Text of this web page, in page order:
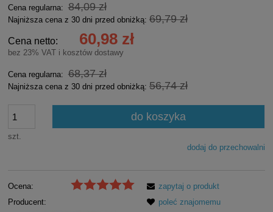
Cena regularna: 84,09 zł
Najniższa cena z 30 dni przed obniżką: 69,79 zł
Cena netto: 60,98 zł
bez 23% VAT i kosztów dostawy
Cena regularna: 68,37 zł
Najniższa cena z 30 dni przed obniżką: 56,74 zł
szt.
do koszyka
dodaj do przechowalni
Ocena:
Producent:
zapytaj o produkt
poleć znajomemu